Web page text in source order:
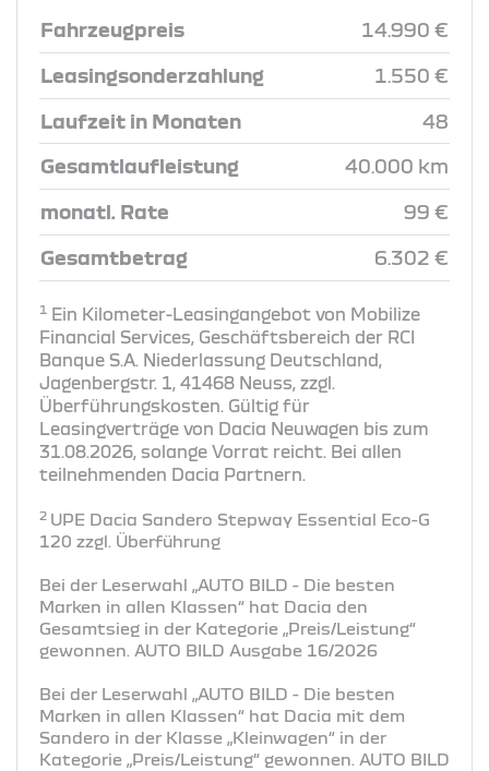
Fahrzeugpreis 14.990 €
Leasingsonderzahlung 1.550 €
Laufzeit in Monaten 48
Gesamtlaufleistung 40.000 km
monatl. Rate 99 €
Gesamtbetrag 6.302 €
1 Ein Kilometer-Leasingangebot von Mobilize
Financial Services, Geschäftsbereich der RCI
Banque S.A. Niederlassung Deutschland,
Jagenbergstr. 1, 41468 Neuss, zzgl.
Überführungskosten. Gültig für
Leasingverträge von Dacia Neuwagen bis zum
31.08.2026, solange Vorrat reicht. Bei allen
teilnehmenden Dacia Partnern.
2 UPE Dacia Sandero Stepway Essential Eco-G
120 zzgl. Überführung
Bei der Leserwahl „AUTO BILD - Die besten
Marken in allen Klassen“ hat Dacia den
Gesamtsieg in der Kategorie „Preis/Leistung“
gewonnen. AUTO BILD Ausgabe 16/2026
Bei der Leserwahl „AUTO BILD - Die besten
Marken in allen Klassen“ hat Dacia mit dem
Sandero in der Klasse „Kleinwagen“ in der
Kategorie „Preis/Leistung“ gewonnen. AUTO BILD